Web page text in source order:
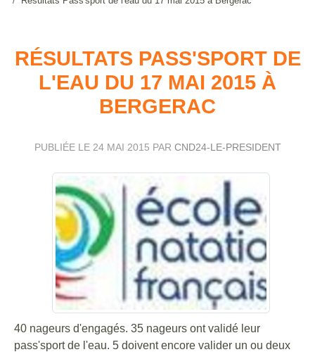
RÉSULTATS PASS'SPORT DE
L'EAU DU 17 MAI 2015 À
BERGERAC
PUBLIÉE LE 24 MAI 2015 PAR CND24-LE-PRESIDENT
40 nageurs d'engagés. 35 nageurs ont validé leur
pass'sport de l'eau. 5 doivent encore valider un ou deux